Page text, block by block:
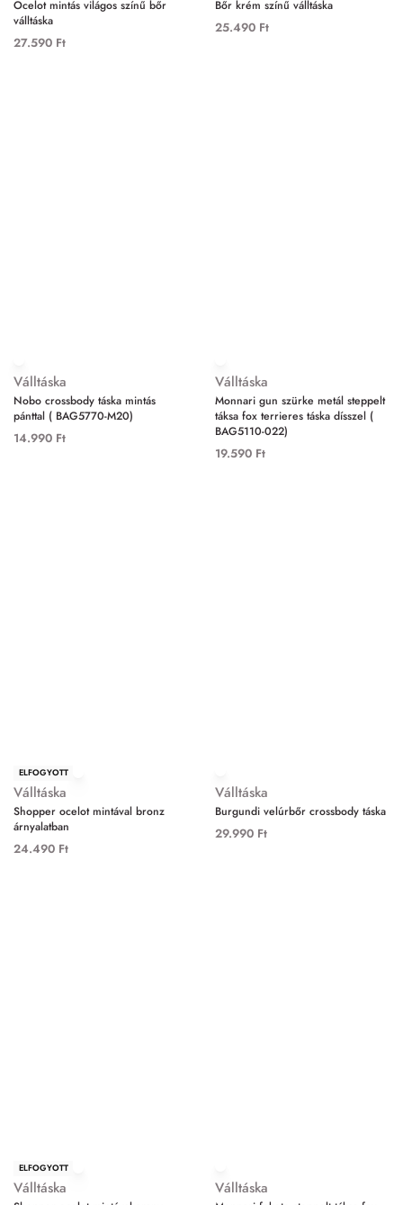
Ocelot mintás világos színű bőr
válltáska
27.590 Ft
Bőr krém színű válltáska
25.490 Ft
Válltáska
Nobo crossbody táska mintás
pánttal ( BAG5770-M20)
14.990 Ft
Válltáska
Monnari gun szürke metál steppelt
táksa fox terrieres táska dísszel (
BAG5110-022)
19.590 Ft
ELFOGYOTT
Válltáska
Shopper ocelot mintával bronz
árnyalatban
24.490 Ft
Válltáska
Burgundi velúrbőr crossbody táska
29.990 Ft
ELFOGYOTT
Válltáska Válltáska